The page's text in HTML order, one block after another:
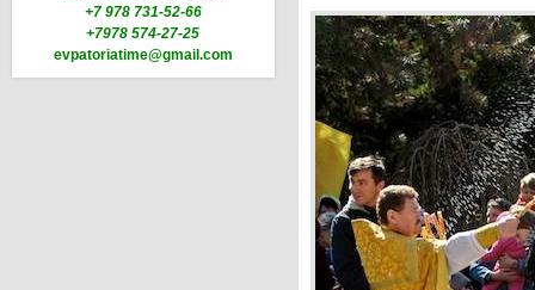
+7 978 731-52-66
+7978 574-27-25
evpatoriatime@gmail.com